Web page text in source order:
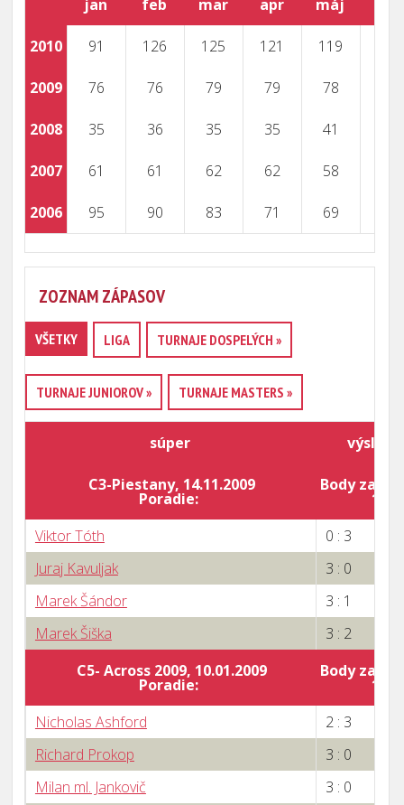
jan feb mar apr máj
2010 91 126 125 121 119
2009 76 76 79 79 78
2008 35 36 35 35 41
2007 61 61 62 62 58
2006 95 90 83 71 69
ZOZNAM ZÁPASOV
VŠETKY LIGA TURNAJE DOSPELÝCH »
TURNAJE JUNIOROV » TURNAJE MASTERS »
súper
C3-Piestany, 14.11.2009
Poradie:
Body za
10
Viktor Tóth
0 : 3
Juraj Kavuljak
3 : 0
Marek Šándor
3 : 1
Marek Šiška
3 : 2
C5- Across 2009, 10.01.2009
Poradie:
Body za
10
Nicholas Ashford
2 : 3
Richard Prokop
3 : 0
Milan ml. Jankovič
3 : 0